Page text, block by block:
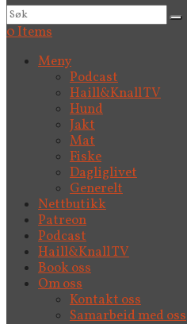
0 Items
Meny
Podcast
Haill&Knall TV
Hund
Jakt
Mat
Fiske
Dagliglivet
Generelt
Nettbutikk
Patreon
Podcast
Haill&Knall TV
Book oss
Om oss
Kontakt oss
Samarbeid med oss